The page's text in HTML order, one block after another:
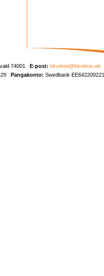
74001 E-post: kkviimsi@kkviimsi.ee
Pangakonto: Swedbank